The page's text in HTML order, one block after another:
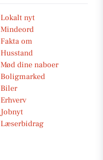
Lokalt nyt
Mindeord
Fakta om
Husstand
Mød dine naboer
Boligmarked
Biler
Erhverv
Jobnyt
Læserbidrag